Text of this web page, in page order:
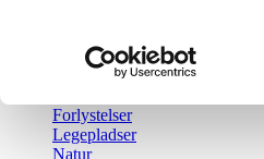
Børn i byen Prisen
Børnefødselsdag
Forlystelser
Legepladser
Natur